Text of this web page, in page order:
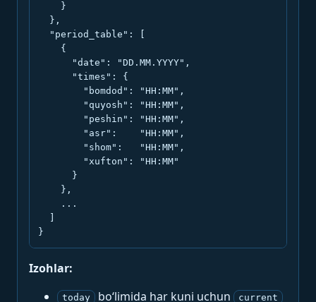
    }
  },
  "period_table": [
    {
      "date": "DD.MM.YYYY",
      "times": {
        "bomdod": "HH:MM",
        "quyosh": "HH:MM",
        "peshin": "HH:MM",
        "asr":    "HH:MM",
        "shom":   "HH:MM",
        "xufton": "HH:MM"
      }
    },
    ...
}
Izohlar:
today bo‘limida har kuni uchun current